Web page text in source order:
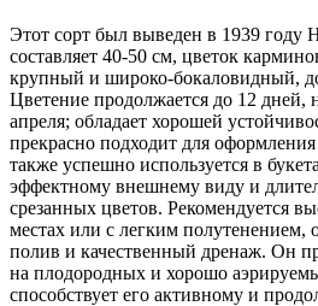
Этот сорт был выведен в 1939 году
составляет 40-50 см, цветок
крупный и широко-бокаловидный,
Цветение продолжается до 12 дней,
апреля; обладает хорошей
прекрасно подходит для
также успешно используется в
эффектному внешнему виду и
срезанных цветов. Рекомендуется
местах или с легким полутенением,
полив и качественный дренаж. Он
на плодородных и хорошо
способствует его активному и